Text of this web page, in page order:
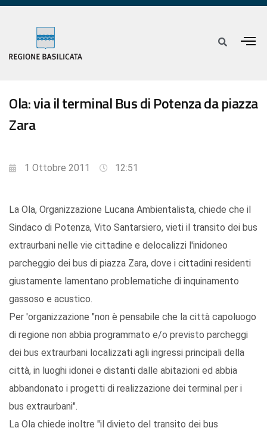
Ola: via il terminal Bus di Potenza da piazza
Zara
1 Ottobre 2011 12:51
La Ola, Organizzazione Lucana Ambientalista, chiede che il
Sindaco di Potenza, Vito Santarsiero, vieti il transito dei bus
extraurbani nelle vie cittadine e delocalizzi l'inidoneo
parcheggio dei bus di piazza Zara, dove i cittadini residenti
giustamente lamentano problematiche di inquinamento
gassoso e acustico.
Per 'organizzazione "non è pensabile che la città capoluogo
di regione non abbia programmato e/o previsto parcheggi
dei bus extraurbani localizzati agli ingressi principali della
città, in luoghi idonei e distanti dalle abitazioni ed abbia
abbandonato i progetti di realizzazione dei terminal per i
bus extraurbani".
La Ola chiede inoltre "il divieto del transito dei bus